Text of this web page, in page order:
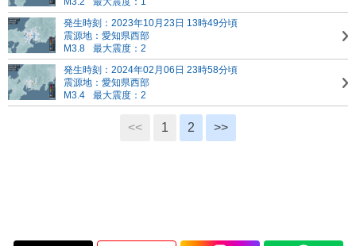
発生時刻：2023年10月23日 13時49分頃
震源地：愛知県西部
M3.8
最大震度：2
発生時刻：2024年02月06日 23時58分頃
震源地：愛知県西部
M3.4
最大震度：2
<< 1 2 >>